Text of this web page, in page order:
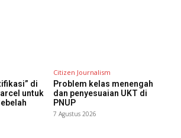
di
untuk
Citizen Journalism
Problem kelas menengah
dan penyesuaian UKT di
PNUP
7 Agustus 2026